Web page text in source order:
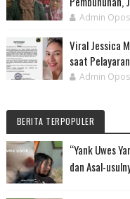
Admin
Viral Jessica
saat
Admin
BERITA TERPOPULER
“Yank Uwes
dan Asal-